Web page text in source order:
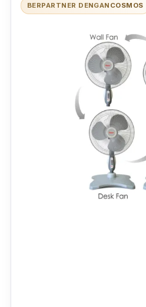
BERPARTNER DENGAN COSMOS